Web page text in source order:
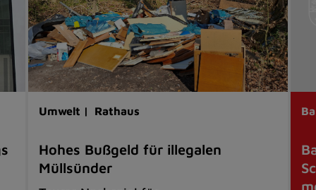
Umwelt | Rathaus
Hohes Bußgeld für illegalen
Müllsünder